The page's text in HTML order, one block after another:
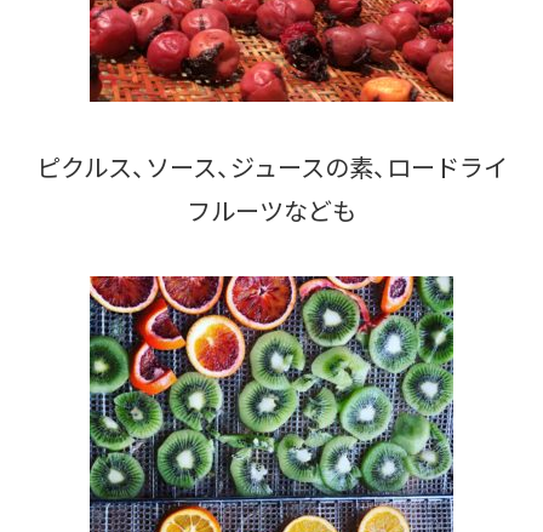
ピクルス、ソース、ジュースの素、ロードライ
フルーツなども